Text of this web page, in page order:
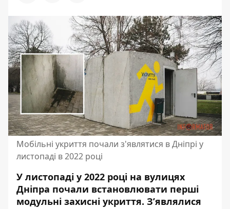
Мобільні укриття почали з'являтися в Дніпрі у
листопаді в 2022 році
У листопаді у 2022 році на вулицях
Дніпра почали встановлювати перші
модульні захисні укриття. З’являлися